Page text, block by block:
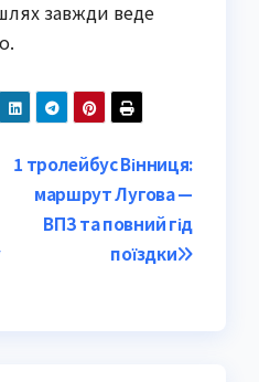
завжди веде
1 тролейбус Вінниця:
маршрут Лугова —
ВПЗ та повний гід
поїздки